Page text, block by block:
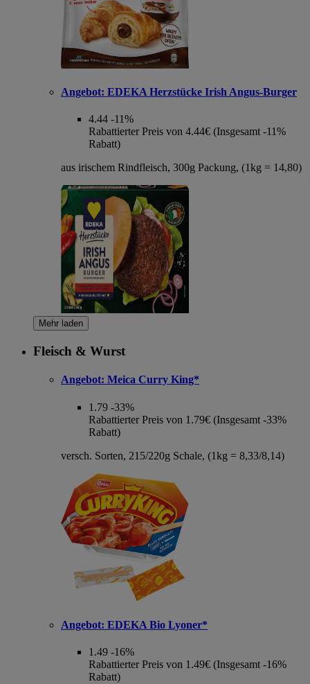
Angebot: EDEKA Herzstücke Irish Angus-Burger
4.44 -11%
Rabattierter Preis von 4.44€ (Insgesamt -11%
Rabatt)
aus irischem Rindfleisch, 300g Packung, (1kg = 14,80)
Mehr laden
Fleisch & Wurst
Angebot: Meica Curry King*
1.79 -33%
Rabattierter Preis von 1.79€ (Insgesamt -33%
Rabatt)
versch. Sorten, 215/220g Schale, (1kg = 8,33/8,14)
Angebot: EDEKA Bio Lyoner*
1.49 -16%
Rabattierter Preis von 1.49€ (Insgesamt -16%
Rabatt)